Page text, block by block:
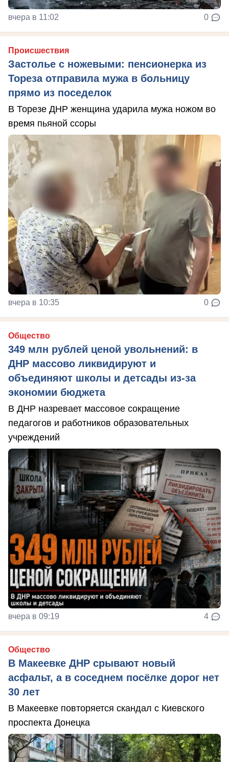
вчера в 11:02 0
Происшествия
Застолье с ножевыми: пенсионерка из
Тореза отправила мужа в больницу
прямо из поседелок
В Торезе ДНР женщина ударила мужа ножом во
время пьяной ссоры
вчера в 10:35 0
Общество
349 млн рублей ценой увольнений: в
ДНР массово ликвидируют и
объединяют школы и детсады из-за
экономии бюджета
В ДНР назревает массовое сокращение
педагогов и работников образовательных
учреждений
вчера в 09:19 4
Общество
В Макеевке ДНР срывают новый
асфальт, а в соседнем посёлке дорог нет
30 лет
В Макеевке повторяется скандал с Киевского
проспекта Донецка